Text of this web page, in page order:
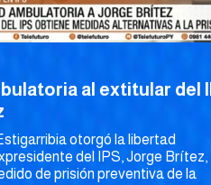
al extitular del
otorgó la libertad
del IPS, Jorge Brítez,
de prisión preventiva de la